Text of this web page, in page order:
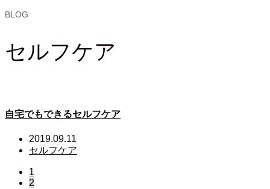
BLOG
セルフケア
自宅でもできるセルフケア
2019.09.11
セルフケア
1
2